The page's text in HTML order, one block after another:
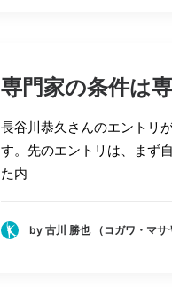
専門家の条件は
長谷川恭久さんのエントリ
す。先のエントリは、まず
た内
by 古川 勝也 （コガワ・マサ